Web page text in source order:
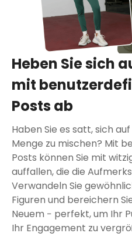
Heben Sie sich
mit
Posts ab
Haben Sie es satt, sich
Menge zu mischen? Mit
Posts können Sie mit
auffallen, die die
Verwandeln Sie
Figuren und bereichern
Neuem − perfekt, um Ihr
Ihr Engagement zu